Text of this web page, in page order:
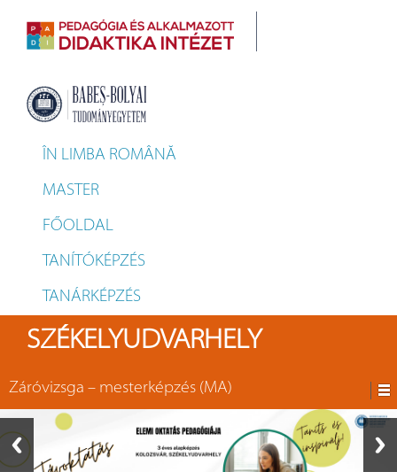
ÎN LIMBA ROMÂNĂ
MASTER
FŐOLDAL
TANÍTÓKÉPZÉS
TANÁRKÉPZÉS
SZÉKELYUDVARHELY
Záróvizsga – mesterképzés (MA)